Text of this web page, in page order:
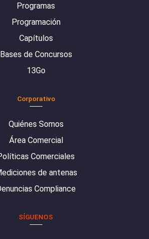
Programas
Programación
Capítulos
Bases de Concursos
13Go
Corporativo
Quiénes Somos
Área Comercial
Comerciales
de antenas
Compliance
SÍGUENOS